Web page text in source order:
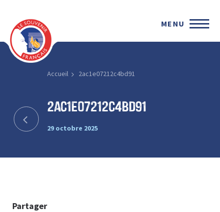
MENU
Accueil 2ac1e07212c4bd91
2ac1e07212c4bd91
29 octobre 2025
Partager